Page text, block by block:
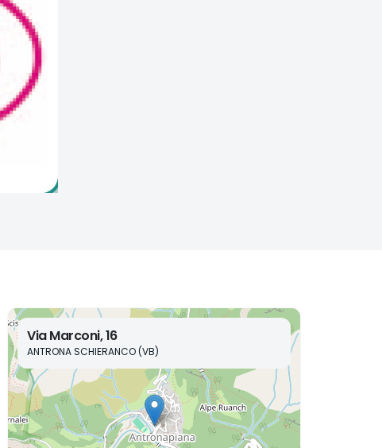
Via Marconi, 16
ANTRONA SCHIERANCO (VB)